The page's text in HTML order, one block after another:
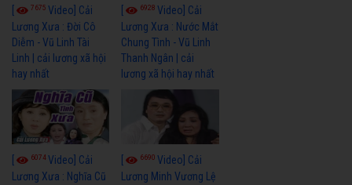
7675 Video] Cải
Lương Xưa : Đời Cô
Diễm - Vũ Linh Tài
Linh | cải lương xã hội
hay nhất
6928Video] Cải
Lương Xưa : Nước Mắt
Chung Tình - Vũ Linh
Thanh Ngân | cải
lương xã hội hay nhất
6074Video] Cải
Lương Xưa : Nghĩa Cũ
6690Video] Cải
Lương Minh Vương Lệ